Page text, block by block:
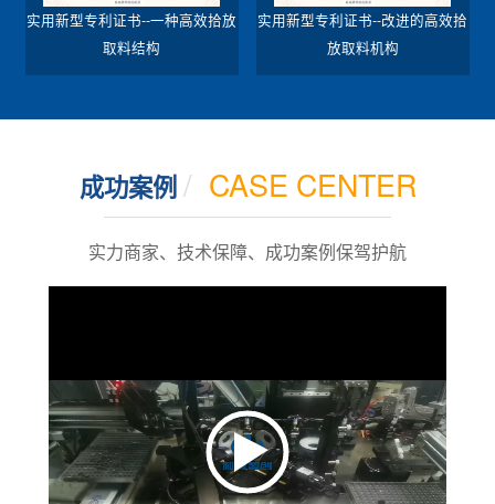
实用新型专利证书--一种高效拾放
取料结构
实用新型专利证书--改进的高效拾
放取料机构
成功案例/ CASE CENTER
实力商家、技术保障、成功案例保驾护航